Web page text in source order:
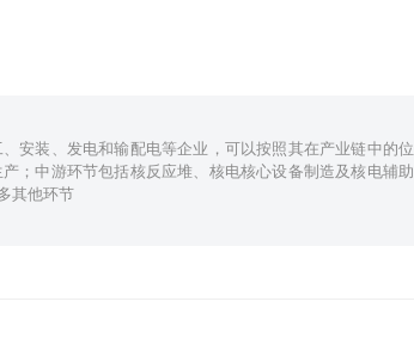
安装、发电和输配电等企业，可以按照其在产业链中的位
；中游环节包括核反应堆、核电核心设备制造及核电辅助
其他环节